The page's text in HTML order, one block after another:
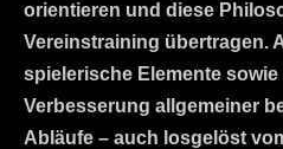
orientieren und diese
Vereinstraining übertragen.
spielerische Elemente
Verbesserung allgemeiner
Abläufe – auch losgelöst